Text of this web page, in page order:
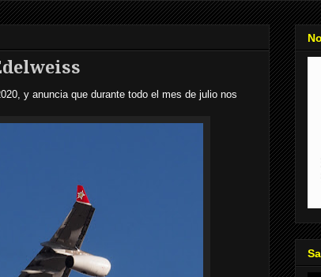
y anuncia que durante todo el mes de julio nos